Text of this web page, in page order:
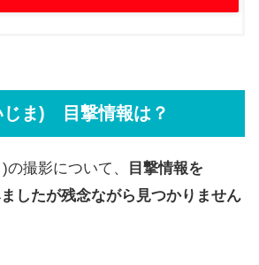
じま) 目撃情報は？
撮影について、
目撃情報を
したが残念ながら見つかりません